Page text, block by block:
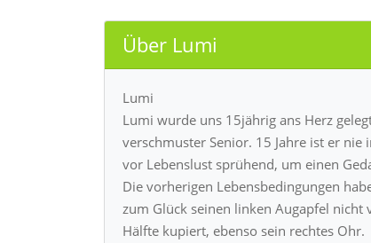
Über Lumi
Lumi
Lumi wurde uns 15jährig ans Herz
verschmuster Senior. 15 Jahre ist er
vor Lebenslust sprühend, um einen
Die vorherigen Lebensbedingungen
zum Glück seinen linken Augapfel
Hälfte kupiert, ebenso sein rechtes Ohr.